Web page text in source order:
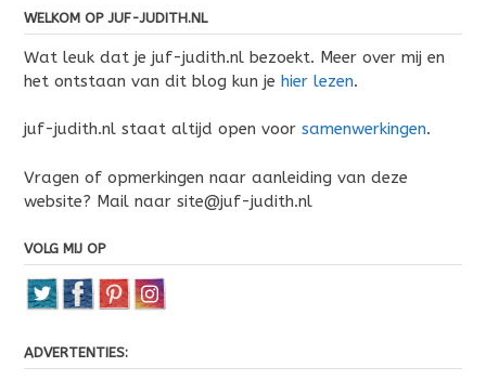
WELKOM OP JUF-JUDITH.NL
Wat leuk dat je juf-judith.nl bezoekt. Meer over mij en
het ontstaan van dit blog kun je hier lezen.
juf-judith.nl staat altijd open voor samenwerkingen.
Vragen of opmerkingen naar aanleiding van deze
website? Mail naar site@juf-judith.nl
VOLG MIJ OP
ADVERTENTIES: